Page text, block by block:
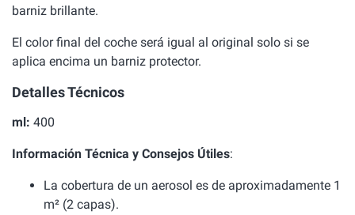
barniz brillante.
El color final del coche será igual al original solo si se
aplica encima un barniz protector.
Detalles Técnicos
ml: 400
Información Técnica y Consejos Útiles:
La cobertura de un aerosol es de aproximadamente 1
m² (2 capas).